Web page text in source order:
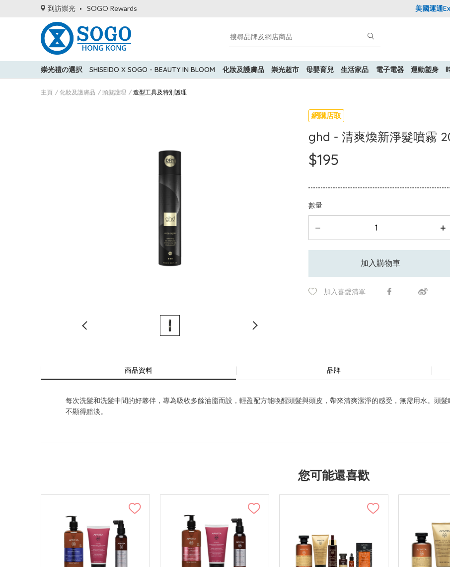
到訪崇光 SOGO Rewards 美國運通
崇光禮の選択 SHISEIDO X SOGO - BEAUTY IN BLOOM 化妝及護膚品 崇光超市 母嬰育兒 生活家品 電子電器 運動塑身
主頁 化妝及護膚品 頭髮護理 造型工具及特別護理
網購店取
ghd - 清爽煥新淨髮噴霧
$195
數量
加入購物車
加入喜愛清單
商品資料 品牌
每次洗髮和洗髮中間的好夥伴，專為吸收多餘油脂而設，輕盈配方能喚醒頭髮與頭皮，帶來清爽潔淨的感受，無需用水。頭
不顯得黯淡。
您可能還喜歡